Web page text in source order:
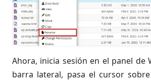
Ahora, inicia sesión en el panel de
barra lateral, pasa el cursor